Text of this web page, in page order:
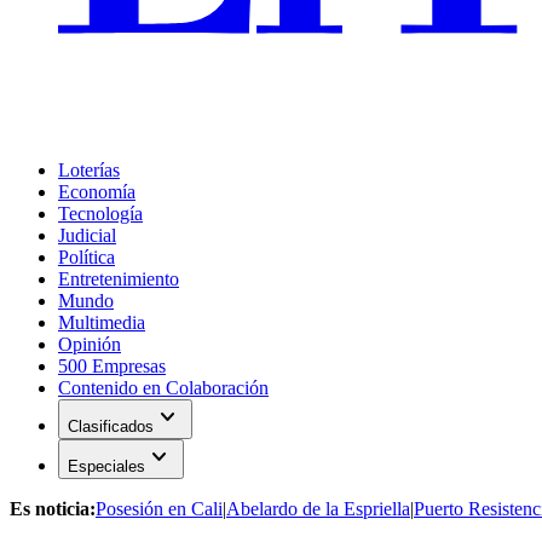
Loterías
Economía
Tecnología
Judicial
Política
Entretenimiento
Mundo
Multimedia
Opinión
500 Empresas
Contenido en Colaboración
Clasificados expand_more
Especiales expand_more
Es noticia:Posesión en Cali|Abelardo de la Espriella|Puerto